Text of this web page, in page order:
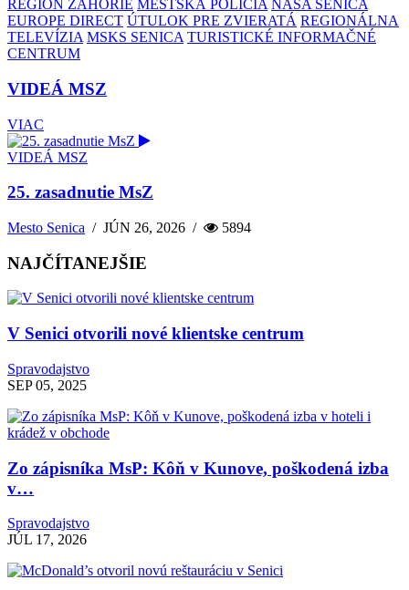
REGIÓN ZÁHORIE MESTSKÁ POLÍCIA NAŠA SENICA
EUROPE DIRECT ÚTULOK PRE ZVIERATÁ REGIONÁLNA
TELEVÍZIA MSKS SENICA TURISTICKÉ INFORMAČNÉ
CENTRUM
VIDEÁ MSZ
VIAC
VIDEÁ MSZ
25. zasadnutie MsZ
Mesto Senica /JÚN 26, 2026 / 5894
NAJČÍTANEJŠIE
V Senici otvorili nové klientske centrum
Spravodajstvo
SEP 05, 2025
Zo zápisníka MsP: Kôň v Kunove, poškodená izba
v…
Spravodajstvo
JÚL 17, 2026